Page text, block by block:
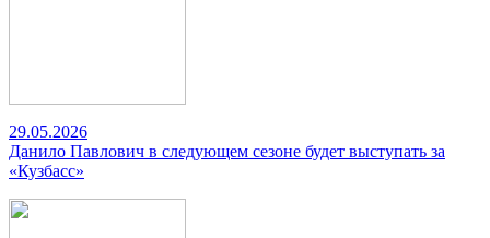
29.05.2026
Данило Павлович в следующем сезоне будет выступать за
«Кузбасс»